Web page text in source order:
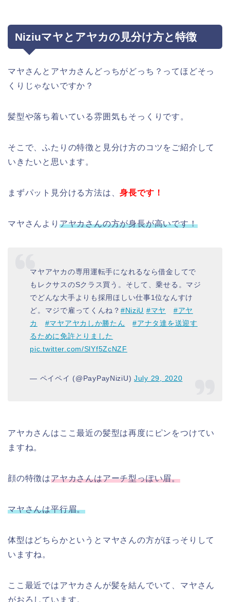
Niziuマヤとアヤカの見分け方と特徴
マヤさんとアヤカさんどっちがどっち？ってほどそっ
くりじゃないですか？
髪型や落ち着いている雰囲気もそっくりです。
そこで、ふたりの特徴と見分け方のコツをご紹介して
いきたいと思います。
まずパット見分ける方法は、身長です！
マヤさんより アヤカさんの方が身長が高いです！
マヤアヤカの専用運転手になれるなら借金してで
もレクサスのSクラス買う。そして、乗せる。マジ
でどんな大手よりも採用ほしい仕事1位なんすけ
ど。マジで雇ってくんね？ #NiziU #マヤ
#アヤ
カ
#マヤアヤカしか勝たん
#アナタ達を送迎す
るために免許とりました
pic.twitter.com/SlYf5ZcNZF
— ペイペイ (@PayPayNiziU)July 29, 2020
アヤカさんはここ最近の髪型は再度にピンをつけてい
ますね。
顔の特徴はアヤカさんはアーチ型っぽい眉。
マヤさんは平行眉。
体型はどちらかというとマヤさんの方がほっそりして
いますね。
ここ最近ではアヤカさんが髪を結んでいて、マヤさん
がおろしています。